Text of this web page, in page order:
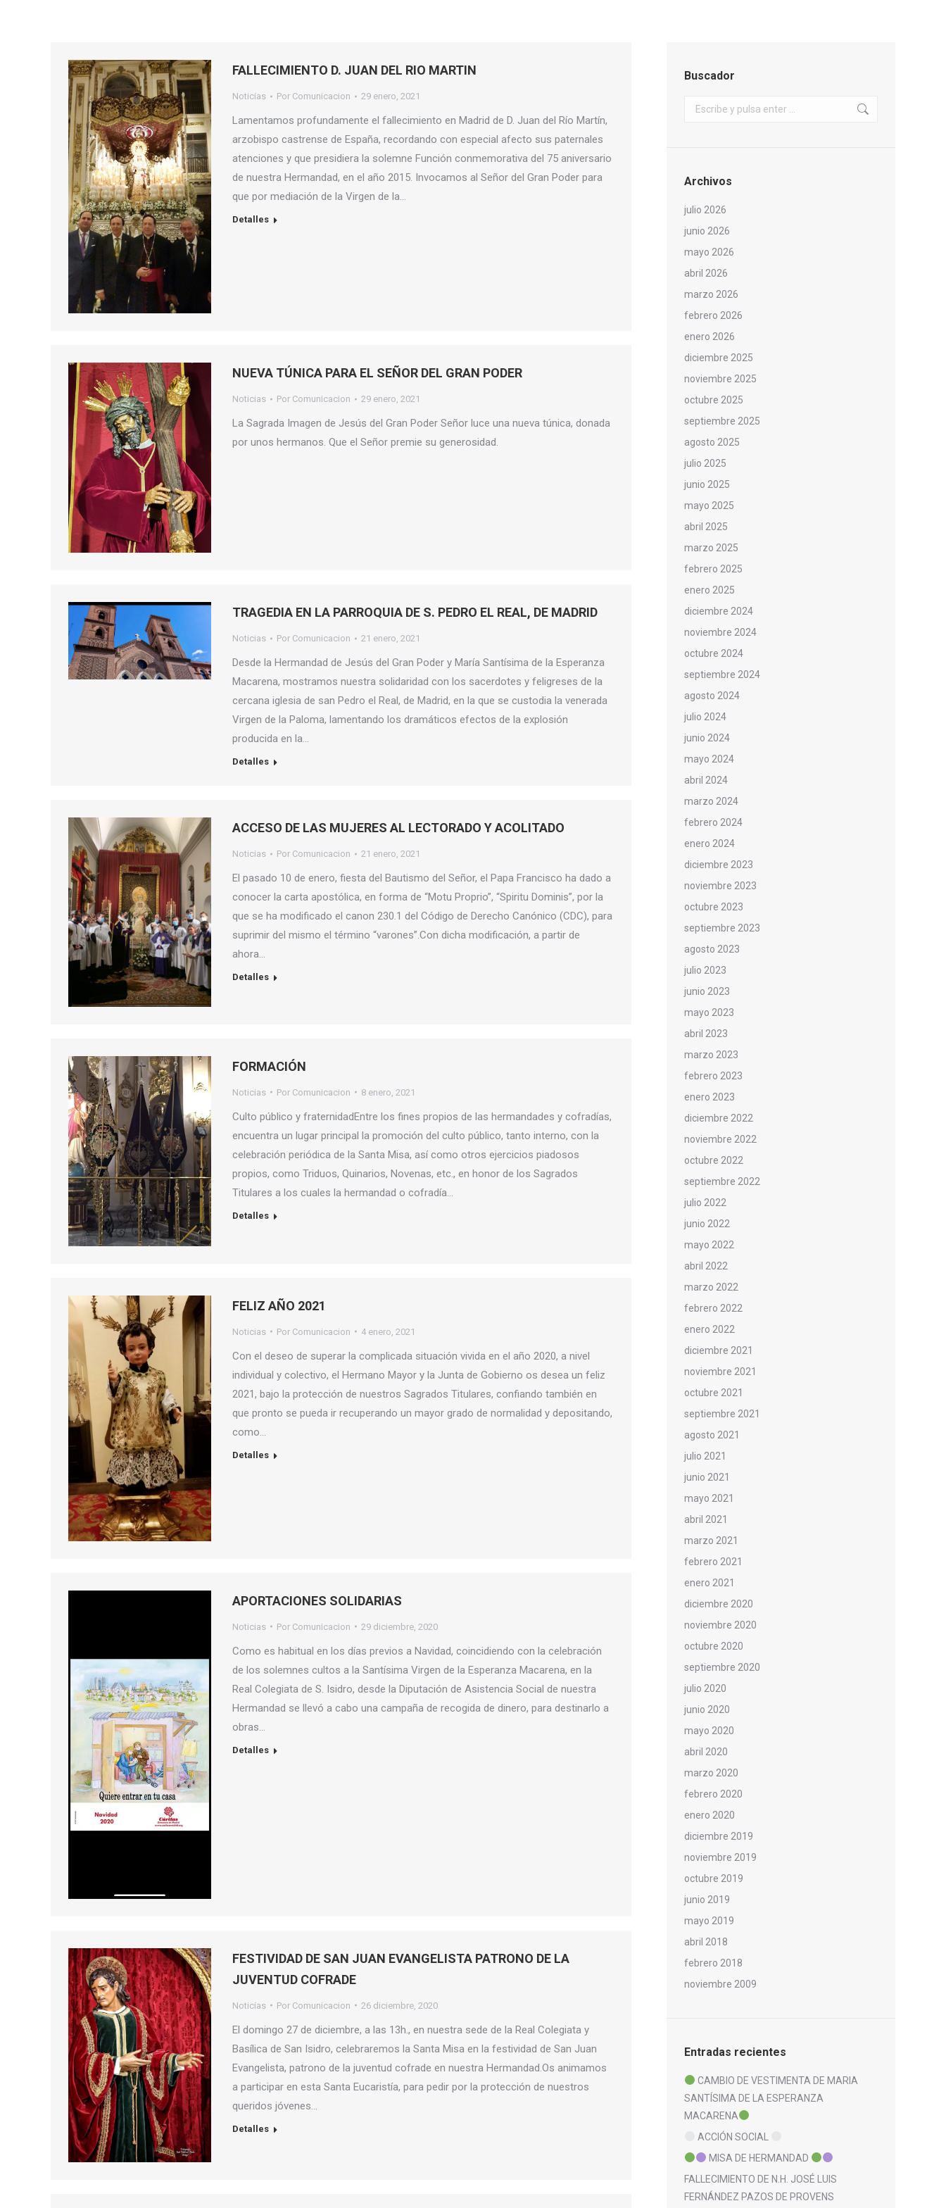
FALLECIMIENTO D. JUAN DEL RIO MARTIN
Noticias Por Comunicacion 29 enero, 2021
Lamentamos profundamente el fallecimiento en Madrid de D. Juan del Río Martín,
arzobispo castrense de España, recordando con especial afecto sus paternales
atenciones y que presidiera la solemne Función conmemorativa del 75 aniversario
de nuestra Hermandad, en el año 2015. Invocamos al Señor del Gran Poder para
que por mediación de la Virgen de la…
Detalles
NUEVA TÚNICA PARA EL SEÑOR DEL GRAN PODER
Noticias Por Comunicacion 29 enero, 2021
La Sagrada Imagen de Jesús del Gran Poder Señor luce una nueva túnica, donada
por unos hermanos. Que el Señor premie su generosidad.
TRAGEDIA EN LA PARROQUIA DE S. PEDRO EL REAL, DE MADRID
Noticias Por Comunicacion 21 enero, 2021
Desde la Hermandad de Jesús del Gran Poder y María Santísima de la Esperanza
Macarena, mostramos nuestra solidaridad con los sacerdotes y feligreses de la
cercana iglesia de san Pedro el Real, de Madrid, en la que se custodia la venerada
Virgen de la Paloma, lamentando los dramáticos efectos de la explosión
producida en la…
Detalles
ACCESO DE LAS MUJERES AL LECTORADO Y ACOLITADO
Noticias Por Comunicacion 21 enero, 2021
El pasado 10 de enero, fiesta del Bautismo del Señor, el Papa Francisco ha dado a
conocer la carta apostólica, en forma de “Motu Proprio”, “Spiritu Dominis”, por la
que se ha modificado el canon 230.1 del Código de Derecho Canónico (CDC), para
suprimir del mismo el término “varones”.Con dicha modificación, a partir de
ahora…
Detalles
FORMACIÓN
Noticias Por Comunicacion 8 enero, 2021
Culto público y fraternidadEntre los fines propios de las hermandades y cofradías,
encuentra un lugar principal la promoción del culto público, tanto interno, con la
celebración periódica de la Santa Misa, así como otros ejercicios piadosos
propios, como Triduos, Quinarios, Novenas, etc., en honor de los Sagrados
Titulares a los cuales la hermandad o cofradía…
Detalles
FELIZ AÑO 2021
Noticias Por Comunicacion 4 enero, 2021
Con el deseo de superar la complicada situación vivida en el año 2020, a nivel
individual y colectivo, el Hermano Mayor y la Junta de Gobierno os desea un feliz
2021, bajo la protección de nuestros Sagrados Titulares, confiando también en
que pronto se pueda ir recuperando un mayor grado de normalidad y depositando,
como…
Detalles
APORTACIONES SOLIDARIAS
Noticias Por Comunicacion 29 diciembre, 2020
Como es habitual en los días previos a Navidad, coincidiendo con la celebración
de los solemnes cultos a la Santísima Virgen de la Esperanza Macarena, en la
Real Colegiata de S. Isidro, desde la Diputación de Asistencia Social de nuestra
Hermandad se llevó a cabo una campaña de recogida de dinero, para destinarlo a
obras…
Detalles
FESTIVIDAD DE SAN JUAN EVANGELISTA PATRONO DE LA
JUVENTUD COFRADE
Noticias Por Comunicacion 26 diciembre, 2020
El domingo 27 de diciembre, a las 13h., en nuestra sede de la Real Colegiata y
Basílica de San Isidro, celebraremos la Santa Misa en la festividad de San Juan
Evangelista, patrono de la juventud cofrade en nuestra Hermandad.Os animamos
a participar en esta Santa Eucaristía, para pedir por la protección de nuestros
queridos jóvenes…
Detalles
Buscador
Buscar:
Archivos
julio 2026
junio 2026
mayo 2026
abril 2026
marzo 2026
febrero 2026
enero 2026
diciembre 2025
noviembre 2025
octubre 2025
septiembre 2025
agosto 2025
julio 2025
junio 2025
mayo 2025
abril 2025
marzo 2025
febrero 2025
enero 2025
diciembre 2024
noviembre 2024
octubre 2024
septiembre 2024
agosto 2024
julio 2024
junio 2024
mayo 2024
abril 2024
marzo 2024
febrero 2024
enero 2024
diciembre 2023
noviembre 2023
octubre 2023
septiembre 2023
agosto 2023
julio 2023
junio 2023
mayo 2023
abril 2023
marzo 2023
febrero 2023
enero 2023
diciembre 2022
noviembre 2022
octubre 2022
septiembre 2022
julio 2022
junio 2022
mayo 2022
abril 2022
marzo 2022
febrero 2022
enero 2022
diciembre 2021
noviembre 2021
octubre 2021
septiembre 2021
agosto 2021
julio 2021
junio 2021
mayo 2021
abril 2021
marzo 2021
febrero 2021
enero 2021
diciembre 2020
noviembre 2020
octubre 2020
septiembre 2020
julio 2020
junio 2020
mayo 2020
abril 2020
marzo 2020
febrero 2020
enero 2020
diciembre 2019
noviembre 2019
octubre 2019
junio 2019
mayo 2019
abril 2018
febrero 2018
noviembre 2009
Entradas recientes
CAMBIO DE VESTIMENTA DE MARIA
SANTÍSIMA DE LA ESPERANZA
MACARENA
ACCIÓN SOCIAL
MISA DE HERMANDAD
FALLECIMIENTO DE N.H. JOSÉ LUIS
FERNÁNDEZ PAZOS DE PROVENS